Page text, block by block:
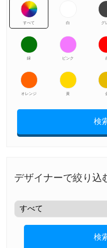
すべて 白 グ
緑 ピンク
オレンジ 黃
検
デザイナーで絞り込
検